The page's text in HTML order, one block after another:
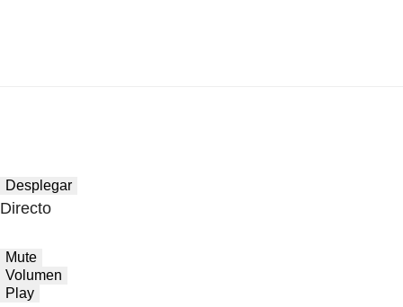
Desplegar
Directo
Mute
Volumen
Play